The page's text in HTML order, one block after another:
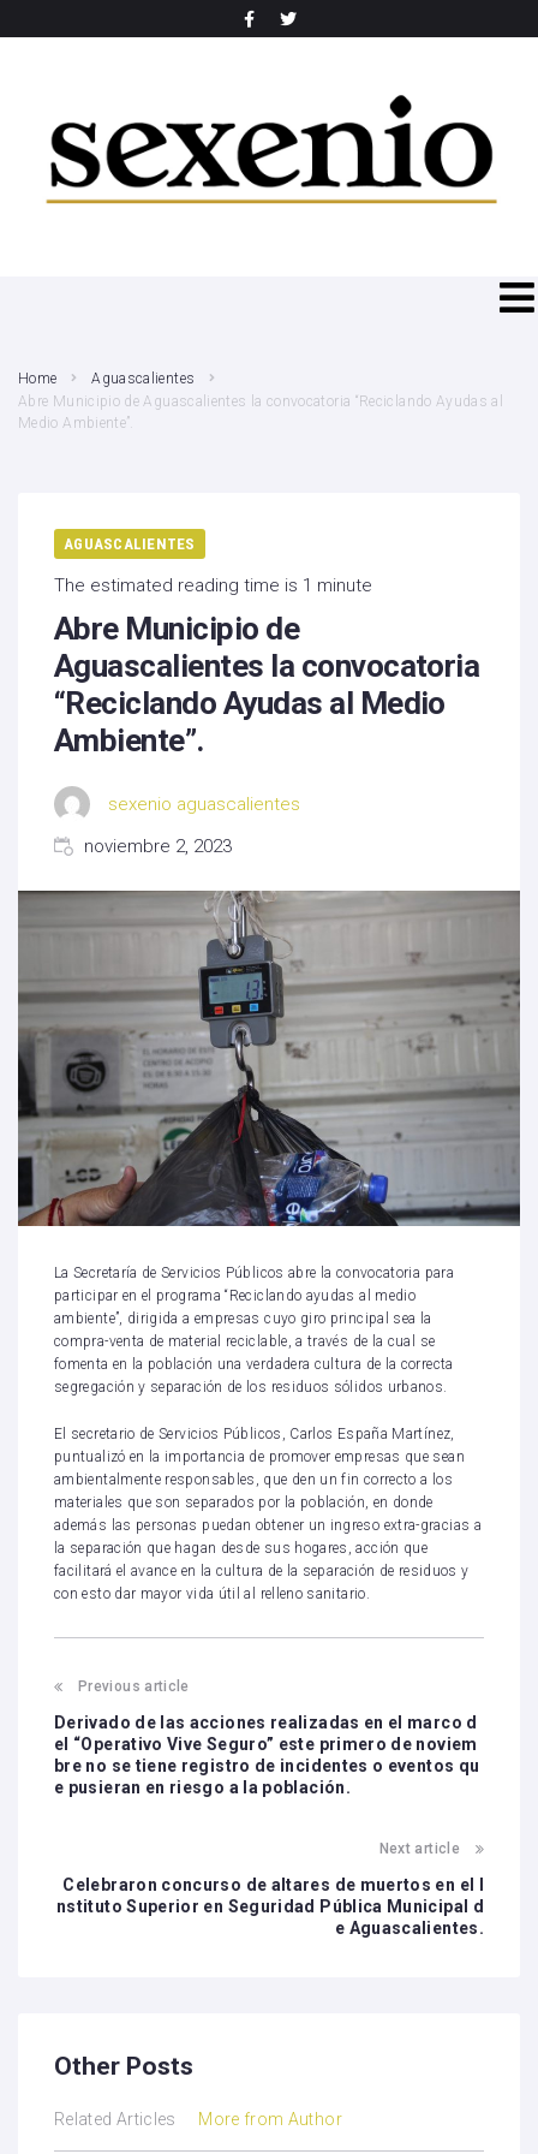
Home
Aguascalientes
Abre Municipio de Aguascalientes la convocatoria “Reciclando Ayudas al
Medio Ambiente”.
AGUASCALIENTES
The estimated reading time is 1 minute
Abre Municipio de
Aguascalientes la convocatoria
“Reciclando Ayudas al Medio
Ambiente”.
sexenio aguascalientes
noviembre 2, 2023
La Secretaría de Servicios Públicos abre la convocatoria para
participar en el programa “Reciclando ayudas al medio
ambiente”, dirigida a empresas cuyo giro principal sea la
compra-venta de material reciclable, a través de la cual se
fomenta en la población una verdadera cultura de la correcta
segregación y separación de los residuos sólidos urbanos.
El secretario de Servicios Públicos, Carlos España Martínez,
puntualizó en la importancia de promover empresas que sean
ambientalmente responsables, que den un fin correcto a los
materiales que son separados por la población, en donde
además las personas puedan obtener un ingreso extra-gracias a
la separación que hagan desde sus hogares, acción que
facilitará el avance en la cultura de la separación de residuos y
con esto dar mayor vida útil al relleno sanitario.
Previous article
Derivado de las acciones realizadas en el marco d
el “Operativo Vive Seguro” este primero de noviem
bre no se tiene registro de incidentes o eventos qu
e pusieran en riesgo a la población.
Next article
Celebraron concurso de altares de muertos en el I
nstituto Superior en Seguridad Pública Municipal d
e Aguascalientes.
Other Posts
Related Articles More from Author
SEARCH THIS WEBSITE